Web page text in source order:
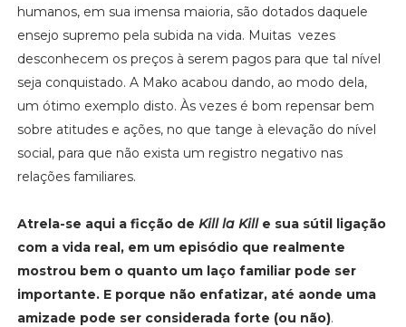
humanos, em sua imensa maioria, são dotados daquele
ensejo supremo pela subida na vida. Muitas vezes
desconhecem os preços à serem pagos para que tal nível
seja conquistado. A Mako acabou dando, ao modo dela,
um ótimo exemplo disto. Às vezes é bom repensar bem
sobre atitudes e ações, no que tange à elevação do nível
social, para que não exista um registro negativo nas
relações familiares.
Atrela-se aqui a ficção de Kill la Kille sua sútil ligação
com a vida real, em um episódio que realmente
mostrou bem o quanto um laço familiar pode ser
importante. E porque não enfatizar, até aonde uma
amizade pode ser considerada forte (ou não).